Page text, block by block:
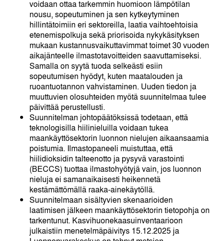
voidaan ottaa tarkemmin huomioon lämpötilan
nousu, sopeutuminen ja sen kytkeytyminen
hillintätoimiin eri sektoreilla, laatia vaihtoehtoisia
etenemispolkuja sekä priorisoida nykykäsityksen
mukaan kustannusvaikuttavimmat toimet 30 vuoden
aikajänteelle ilmastotavoitteiden saavuttamiseksi.
Samalla on syytä tuoda selkeästi esiin
sopeutumisen hyödyt, kuten maatalouden ja
ruoantuotannon vahvistaminen. Uuden tiedon ja
muuttuvien olosuhteiden myötä suunnitelmaa tulee
päivittää perustellusti.
Suunnitelman johtopäätöksissä todetaan, että
teknologisilla hiilinieluilla voidaan tukea
maankäyttösektorin luonnon nielujen aikaansaamia
poistumia. Ilmastopaneeli muistuttaa, että
hiilidioksidin talteenotto ja pysyvä varastointi
(BECCS) tuottaa ilmastohyötyjä vain, jos luonnon
nieluja ei samanaikaisesti heikennetä
kestämättömällä raaka-ainekäytöllä.
Suunnitelmaan sisältyvien skenaarioiden
laatimisen jälkeen maankäyttösektorin tietopohja on
tarkentunut. Kasvihuonekaasuinventaarioon
julkaistiin menetelmäpäivitys 15.12.2025 ja